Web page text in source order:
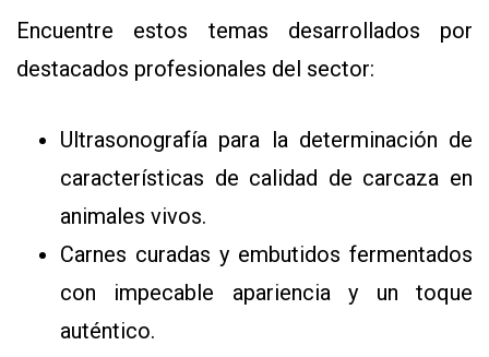
FRIGORIFICO
INVESTIGACIÓN
CONCURSO
PREMIO
Encuentre estos temas desarrollados por
destacados profesionales del sector:
Ultrasonografía para la determinación de
características de calidad de carcaza en
animales vivos.
Carnes curadas y embutidos fermentados
con impecable apariencia y un toque
auténtico.